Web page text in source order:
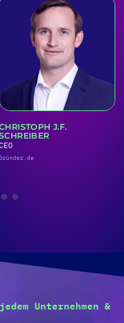
THOMAS
Unternehmen &